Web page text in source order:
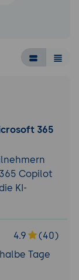
365
Copilot
KI-
4.9
(40)
Tage